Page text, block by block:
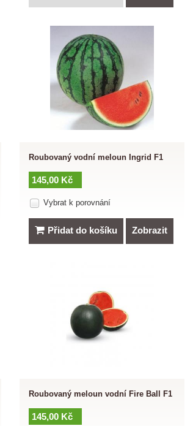
Roubovaný vodní meloun Ingrid F1
145,00 Kč
Vybrat k porovnání
Přidat do košíku Zobrazit
Roubovaný meloun vodní Fire Ball F1
145,00 Kč